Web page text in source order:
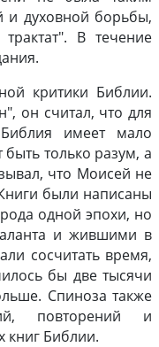
и духовной борьбы,
трактат". В течение
критики Библии.
он считал, что для
имеет мало
только разум, а
что Моисей не
были написаны
одной эпохи, но
и жившими в
сосчитать время,
бы две тысячи
Спиноза также
повторений и
книг Библии.